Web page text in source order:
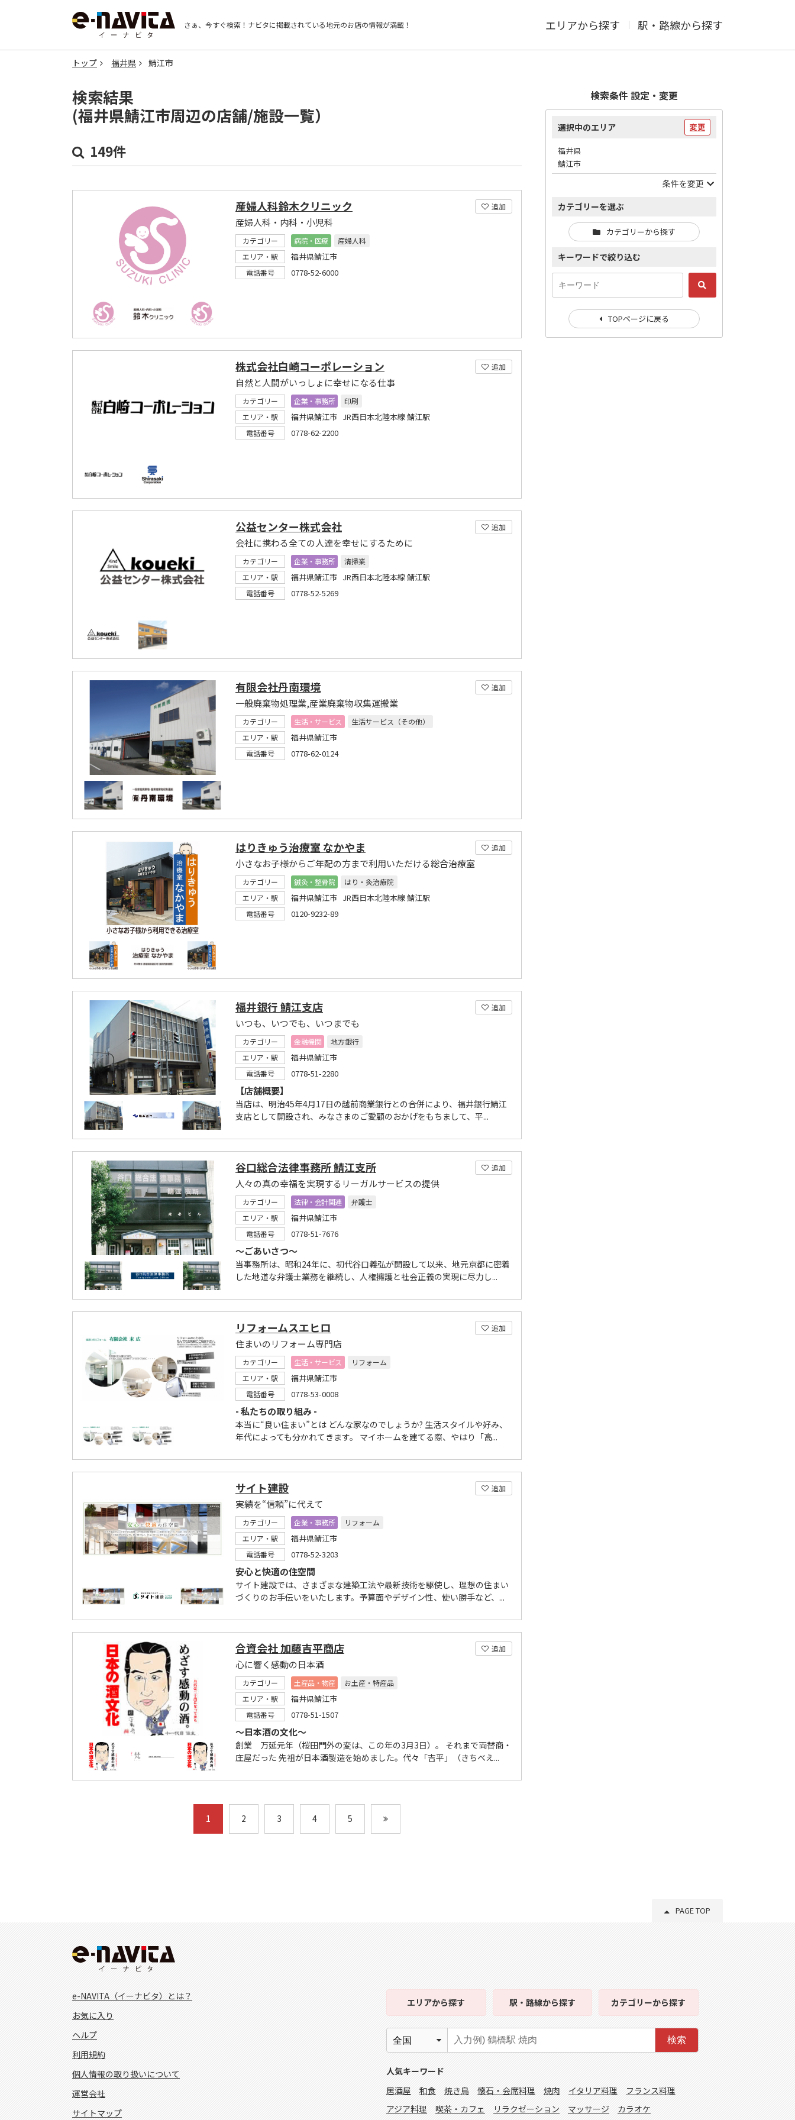
さぁ、今すぐ検索！ ナビタに掲載されている地元のお店の情報が満載！ エリアから探す 駅・路線から探す
トップ 福井県 鯖江市
検索結果
(福井県鯖江市周辺の店舗/施設一覧）
149件
追加
産婦人科鈴木クリニック
産婦人科・内科・小児科
カテゴリー 病院・医療
産婦人科
エリア・駅
福井県鯖江市
電話番号 0778-52-6000
追加
株式会社白崎コーポレーション
自然と人間がいっしょに幸せになる仕事
カテゴリー 企業・事務所
印刷
エリア・駅
福井県鯖江市 JR西日本北陸本線 鯖江駅
電話番号 0778-62-2200
追加
公益センター株式会社
会社に携わる全ての人達を幸せにするために
カテゴリー 企業・事務所
清掃業
エリア・駅
福井県鯖江市 JR西日本北陸本線 鯖江駅
電話番号 0778-52-5269
追加
有限会社丹南環境
一般廃棄物処理業,産業廃棄物収集運搬業
カテゴリー 生活・サービス
生活サービス（その他）
エリア・駅
福井県鯖江市
電話番号 0778-62-0124
追加
はりきゅう治療室 なかやま
小さなお子様からご年配の方まで利用いただける総合治療室
カテゴリー 鍼灸・整骨院
はり・灸治療院
エリア・駅
福井県鯖江市 JR西日本北陸本線 鯖江駅
電話番号 0120-9232-89
追加
福井銀行 鯖江支店
いつも、いつでも、いつまでも
カテゴリー 金融機関
地方銀行
エリア・駅
福井県鯖江市
電話番号 0778-51-2280
【店舗概要】
当店は、明治45年4月17日の越前商業銀行との合併により、福井銀行鯖江
支店として開設され、みなさまのご愛顧のおかげをもちまして、平...
追加
谷口総合法律事務所 鯖江支所
人々の真の幸福を実現するリーガルサービスの提供
カテゴリー 法律・会計関連
弁護士
エリア・駅
福井県鯖江市
電話番号 0778-51-7676
～ごあいさつ～
当事務所は、昭和24年に、初代谷口義弘が開設して以来、地元京都に密着
した地道な弁護士業務を継続し、人権擁護と社会正義の実現に尽力し...
追加
リフォームスエヒロ
住まいのリフォーム専門店
カテゴリー 生活・サービス
リフォーム
エリア・駅
福井県鯖江市
電話番号 0778-53-0008
- 私たちの取り組み -
本当に“良い住まい”とは どんな家なのでしょうか? 生活スタイルや好み、
年代によっても分かれてきます。 マイホームを建てる際、やはり「高...
追加
サイト建設
実績を“信頼”に代えて
カテゴリー 企業・事務所
リフォーム
エリア・駅
福井県鯖江市
電話番号 0778-52-3203
安心と快適の住空間
サイト建設では、さまざまな建築工法や最新技術を駆使し、理想の住まい
づくりのお手伝いをいたします。予算面やデザイン性、使い勝手など、...
追加
合資会社 加藤吉平商店
心に響く感動の日本酒
カテゴリー 土産品・物産
お土産・特産品
エリア・駅
福井県鯖江市
電話番号 0778-51-1507
～日本酒の文化～
創業 万延元年（桜田門外の変は、この年の3月3日）。 それまで両替商・
庄屋だった 先祖が日本酒製造を始めました。代々「吉平」（きちべえ...
1 2 3 4 5
検索条件 設定・変更
選択中のエリア 変更
福井県
鯖江市
条件を変更
カテゴリーを選ぶ
カテゴリーから探す
キーワードで絞り込む
TOPページに戻る
PAGE TOP
e-NAVITA（イーナビタ）とは？
お気に入り
ヘルプ
利用規約
個人情報の取り扱いについて
運営会社
サイトマップ
エリアから探す 駅・路線から探す カテゴリーから探す
検索
人気キーワード
居酒屋
和食 焼き鳥 懐石・会席料理 焼肉 イタリア料理
フランス料理
アジア料理
喫茶・カフェ リラクゼーション マッサージ カラオケ